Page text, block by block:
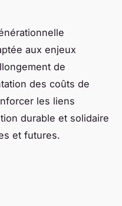
aux enjeux
de
des coûts de
les liens
durable et solidaire
et futures.